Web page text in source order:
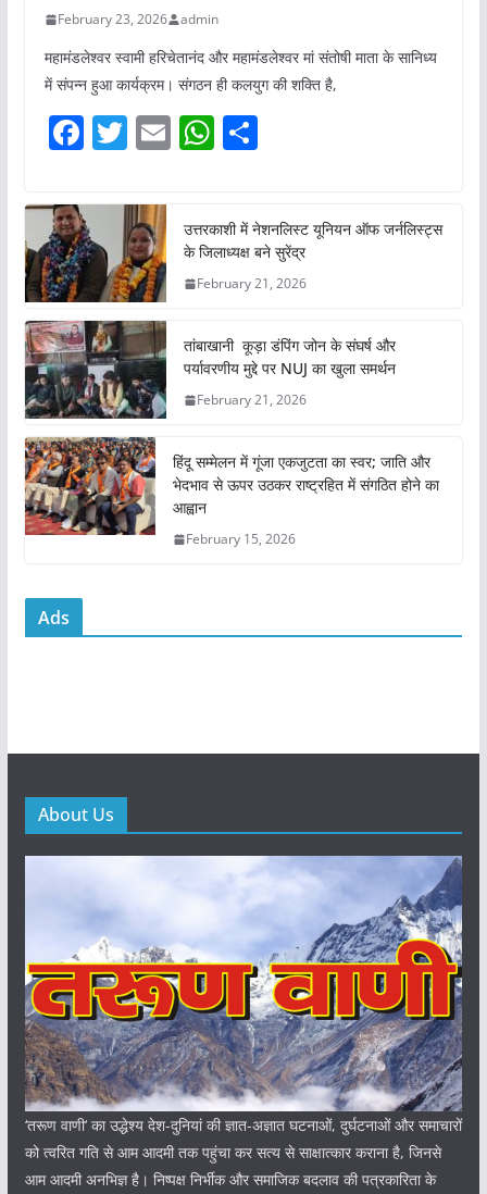
February 23, 2026 admin
महामंडलेश्वर स्वामी हरिचेतानंद और महामंडलेश्वर मां संतोषी माता के सानिध्य
में संपन्न हुआ कार्यक्रम। संगठन ही कलयुग की शक्ति है,
F
c
e
b
o
o
k
T
itt
er
E W
s
A
p
S
e
उत्तरकाशी में नेशनलिस्ट यूनियन ऑफ जर्नलिस्ट्स
के जिलाध्यक्ष बने सुरेंद्र
February 21, 2026
तांबाखानी कूड़ा डंपिंग जोन के संघर्ष और
पर्यावरणीय मुद्दे पर NUJ का खुला समर्थन
February 21, 2026
हिंदू सम्मेलन में गूंजा एकजुटता का स्वर; जाति और
भेदभाव से ऊपर उठकर राष्ट्रहित में संगठित होने का
आह्वान
February 15, 2026
Ads
About Us
‘तरूण वाणी‘ का उद्धेश्य देश-दुनियां की ज्ञात-अज्ञात घटनाओं, दुर्घटनाओं और समाचारों
को त्वरित गति से आम आदमी तक पहुंचा कर सत्य से साक्षात्कार कराना है, जिनसे
आम आदमी अनभिज्ञ है। निष्पक्ष निर्भीक और समाजिक बदलाव की पत्रकारिता के